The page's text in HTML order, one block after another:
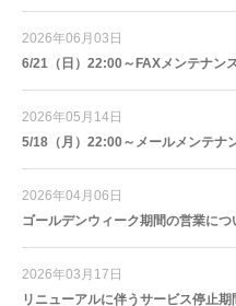
2026年06月03日
6/21（日）22:00～FAXメンテナン
2026年05月14日
5/18（月）22:00～メールメンテナ
2026年04月06日
ゴールデンウィーク期間の営業につ
2026年03月17日
リニューアルに伴うサービス停止